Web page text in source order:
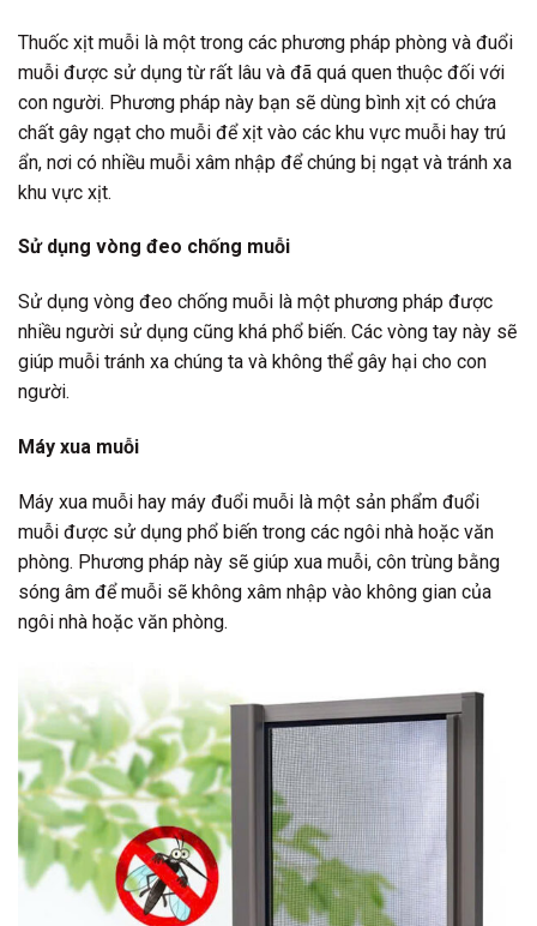
Thuốc xịt muỗi là một trong các phương pháp phòng và đuổi
muỗi được sử dụng từ rất lâu và đã quá quen thuộc đối với
con người. Phương pháp này bạn sẽ dùng bình xịt có chứa
chất gây ngạt cho muỗi để xịt vào các khu vực muỗi hay trú
ẩn, nơi có nhiều muỗi xâm nhập để chúng bị ngạt và tránh xa
khu vực xịt.
Sử dụng vòng đeo chống muỗi
Sử dụng vòng đeo chống muỗi là một phương pháp được
nhiều người sử dụng cũng khá phổ biến. Các vòng tay này sẽ
giúp muỗi tránh xa chúng ta và không thể gây hại cho con
người.
Máy xua muỗi
Máy xua muỗi hay máy đuổi muỗi là một sản phẩm đuổi
muỗi được sử dụng phổ biến trong các ngôi nhà hoặc văn
phòng. Phương pháp này sẽ giúp xua muỗi, côn trùng bằng
sóng âm để muỗi sẽ không xâm nhập vào không gian của
ngôi nhà hoặc văn phòng.